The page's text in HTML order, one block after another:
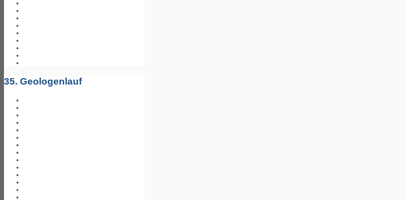
35. Geologenlauf